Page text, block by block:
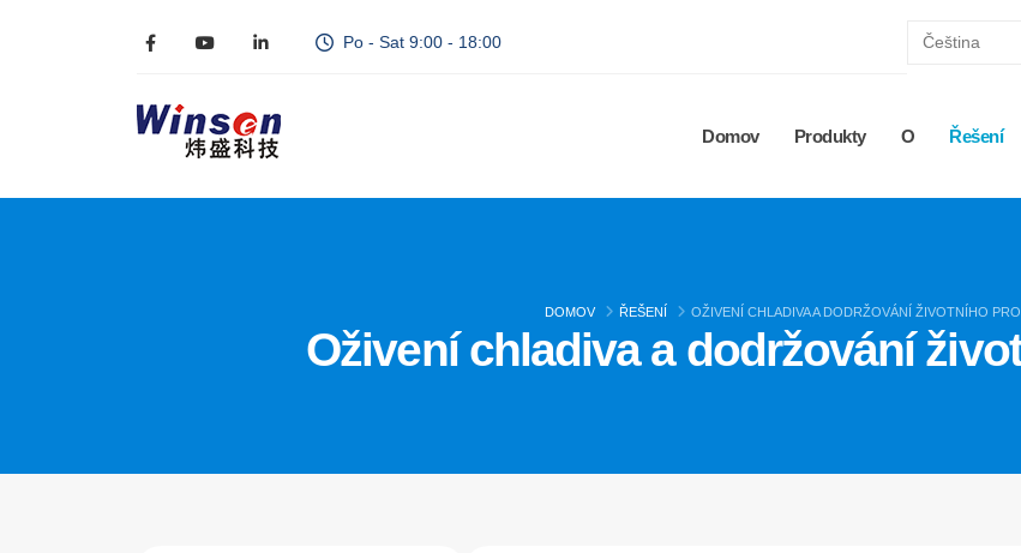
Po - Sat 9:00 - 18:00
Domov Produkty O Řešení
DOMOV ŘEŠENÍ OŽIVENÍ CHLADIVA A DODRŽOVÁNÍ ŽIVOTNÍHO
Oživení chladiva a dodržování